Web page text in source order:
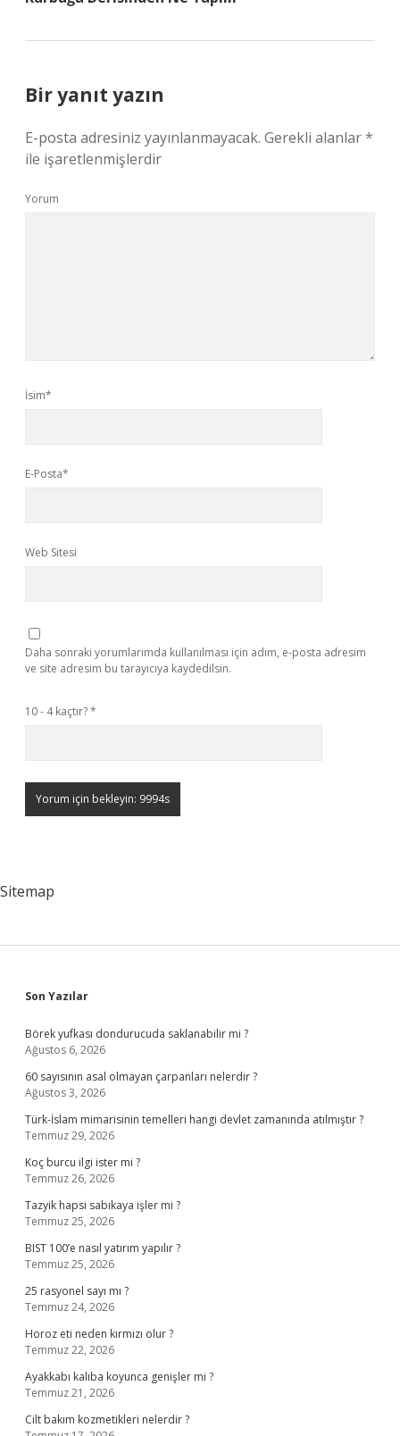
Bir yanıt yazın
E-posta adresiniz yayınlanmayacak. Gerekli alanlar*
ile işaretlenmişlerdir
Yorum
İsim*
E-Posta*
Web Sitesi
Daha sonraki yorumlarımda kullanılması için adım, e-posta adresim
ve site adresim bu tarayıcıya kaydedilsin.
10 - 4 kaçtır?*
Sitemap
Sidebar
Son Yazılar
Börek yufkası dondurucuda saklanabilir mi ?
Ağustos 6, 2026
60 sayısının asal olmayan çarpanları nelerdir ?
Ağustos 3, 2026
Türk-İslam mimarisinin temelleri hangi devlet zamanında atılmıştır ?
Temmuz 29, 2026
Koç burcu ilgi ister mi ?
Temmuz 26, 2026
Tazyik hapsi sabıkaya işler mi ?
Temmuz 25, 2026
BIST 100’e nasıl yatırım yapılır ?
Temmuz 25, 2026
25 rasyonel sayı mı ?
Temmuz 24, 2026
Horoz eti neden kırmızı olur ?
Temmuz 22, 2026
Ayakkabı kalıba koyunca genişler mi ?
Temmuz 21, 2026
Cilt bakım kozmetikleri nelerdir ?